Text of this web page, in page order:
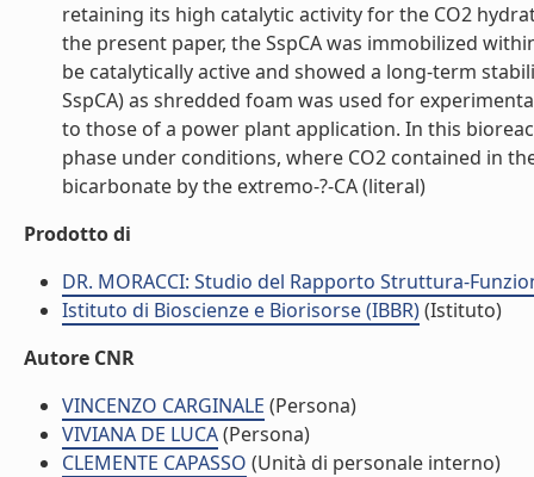
retaining its high catalytic activity for the CO2
the present paper, the SspCA was immobilized
be catalytically active and showed a long-term
SspCA) as shredded foam was used for
to those of a power plant application. In this
phase under conditions, where CO2 contained in
bicarbonate by the extremo-?-CA (literal)
Prodotto di
DR. MORACCI: Studio del Rapporto Struttura-
Istituto di Bioscienze e Biorisorse (IBBR)(Istituto)
Autore CNR
VINCENZO CARGINALE (Persona)
VIVIANA DE LUCA(Persona)
CLEMENTE CAPASSO (Unità di personale interno)